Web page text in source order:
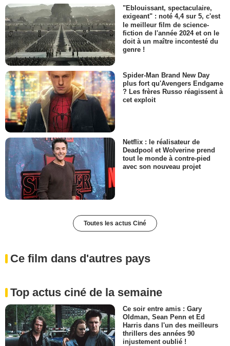
"Eblouissant, spectaculaire,
exigeant" : noté 4,4 sur 5, c'est
le meilleur film de science-
fiction de l'année 2024 et on le
doit à un maître incontesté du
genre !
Spider-Man Brand New Day
plus fort qu'Avengers Endgame
? Les frères Russo réagissent à
cet exploit
Netflix : le réalisateur de
Deadpool et Wolverine prend
tout le monde à contre-pied
avec son nouveau projet
Toutes les actus Ciné
Ce film dans d'autres pays
Top actus ciné de la semaine
Ce soir entre amis : Gary
Oldman, Sean Penn et Ed
Harris dans l'un des meilleurs
thrillers des années 90
injustement oublié !